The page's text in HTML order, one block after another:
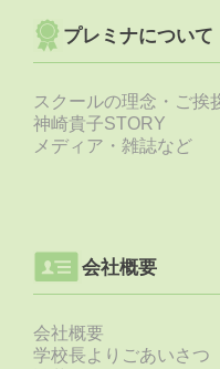
プレミナについて
スクールの理念・ご挨
神崎貴子STORY
メディア・雑誌など
会社概要
会社概要
学校長よりごあいさつ